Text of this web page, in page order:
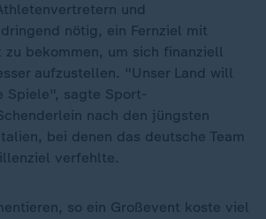
und
nötig, ein Fernziel mit
bekommen, um sich finanziell
aufzustellen. "Unser Land will
Spiele", sagte Sport-
nach den jüngsten
bei denen das deutsche Team
verfehlte.
so ein Großevent koste viel